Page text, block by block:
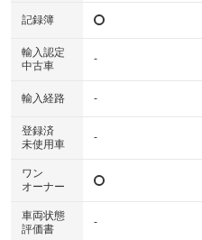
記録簿
輸入認定
中古車
-
輸入経路 -
登録済
未使用車
-
ワン
オーナー
車両状態
評価書
-